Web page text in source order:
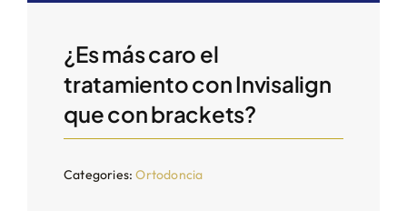
¿Es más caro el
tratamiento con Invisalign
que con brackets?
Categories:Ortodoncia